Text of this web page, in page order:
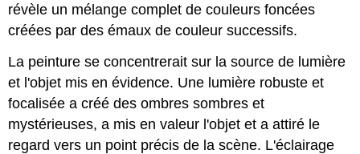
révèle un mélange complet de couleurs foncées
créées par des émaux de couleur successifs.
La peinture se concentrerait sur la source de lumière
et l'objet mis en évidence. Une lumière robuste et
focalisée a créé des ombres sombres et
mystérieuses, a mis en valeur l'objet et a attiré le
regard vers un point précis de la scène. L'éclairage